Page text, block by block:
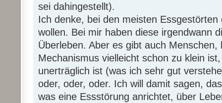
sei dahingestellt).
Ich denke, bei den meisten
wollen. Bei mir haben diese irgendwann
Überleben. Aber es gibt auch Menschen,
Mechanismus vielleicht schon zu klein
unerträglich ist (was ich sehr gut
oder, oder, oder. Ich will damit sagen,
was eine Essstörung anrichtet, über